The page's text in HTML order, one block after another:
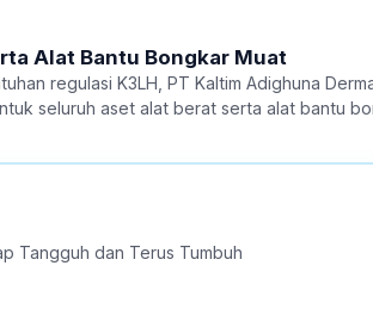
Alat Bantu Bongkar Muat
regulasi K3LH, PT Kaltim Adighuna
seluruh aset alat berat serta alat bantu
Tangguh dan Terus Tumbuh